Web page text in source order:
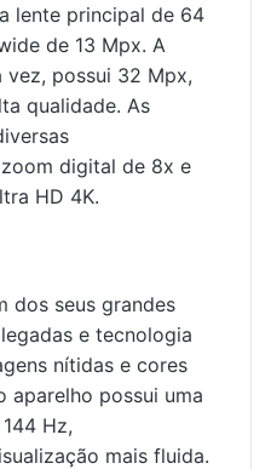
lente principal de 64
de 13 Mpx. A
possui 32 Mpx,
qualidade. As
digital de 8x e
HD 4K.
dos seus grandes
e tecnologia
nítidas e cores
aparelho possui uma
Hz,
mais fluida.